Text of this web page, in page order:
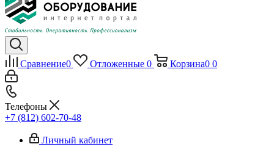
Сравнение0 Отложенные 0 Корзина0 0
Телефоны
+7 (812) 602-70-48
Личный кабинет